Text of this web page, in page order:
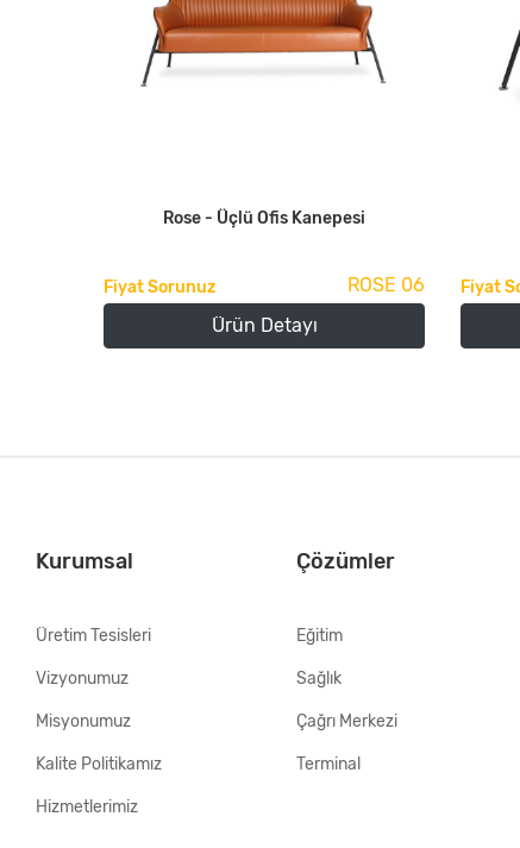
Rose - Üçlü Ofis Kanepesi
Fiyat Sorunuz
ROSE 06
Ürün Detayı
Fiyat
Kurumsal
Üretim Tesisleri
Vizyonumuz
Misyonumuz
Kalite Politikamız
Hizmetlerimiz
Çözümler
Eğitim
Sağlık
Çağrı Merkezi
Terminal